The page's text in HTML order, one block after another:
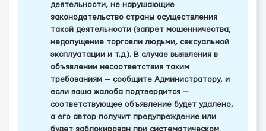
деятельности, не нарушающие
законодательство страны осуществления
такой деятельности (запрет мошенничества,
недопущение торговли людьми, сексуальной
эксплуатации и т.д.). В случае выявления в
объявлении несоответствия таким
требованиям — сообщите Администратору, и
если ваша жалоба подтвердится —
соответствующее объявление будет удалено,
а его автор получит предупреждение или
будет заблокирован при систематическом